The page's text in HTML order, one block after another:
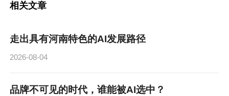
相关文章
走出具有河南特色的AI发展路径
2026-08-04
品牌不可见的时代，谁能被AI选中？